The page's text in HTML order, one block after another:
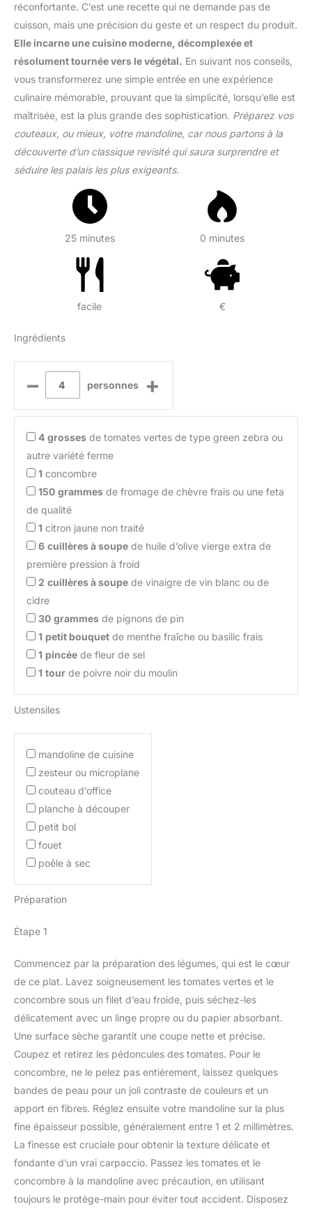
réconfortante. C’est une recette qui ne demande pas de
cuisson, mais une précision du geste et un respect du produit.
Elle incarne une cuisine moderne, décomplexée et
résolument tournée vers le végétal. En suivant nos conseils,
vous transformerez une simple entrée en une expérience
culinaire mémorable, prouvant que la simplicité, lorsqu’elle est
maîtrisée, est la plus grande des sophistication. Préparez vos
couteaux, ou mieux, votre mandoline, car nous partons à la
découverte d’un classique revisité qui saura surprendre et
séduire les palais les plus exigeants.
25 minutes 0 minutes
facile €
Ingrédients
– personnes +
4 grosses de tomates vertes de type green zebra ou
autre variété ferme
1 concombre
150 grammes de fromage de chèvre frais ou une feta
de qualité
1 citron jaune non traité
6 cuillères à soupe de huile d’olive vierge extra de
première pression à froid
2 cuillères à soupe de vinaigre de vin blanc ou de
cidre
30 grammes de pignons de pin
1 petit bouquet de menthe fraîche ou basilic frais
1 pincée de fleur de sel
1 tour de poivre noir du moulin
Ustensiles
mandoline de cuisine
zesteur ou microplane
couteau d’office
planche à découper
petit bol
fouet
poêle à sec
Préparation
Étape 1
Commencez par la préparation des légumes, qui est le cœur
de ce plat. Lavez soigneusement les tomates vertes et le
concombre sous un filet d’eau froide, puis séchez-les
délicatement avec un linge propre ou du papier absorbant.
Une surface sèche garantit une coupe nette et précise.
Coupez et retirez les pédoncules des tomates. Pour le
concombre, ne le pelez pas entièrement, laissez quelques
bandes de peau pour un joli contraste de couleurs et un
apport en fibres. Réglez ensuite votre mandoline sur la plus
fine épaisseur possible, généralement entre 1 et 2 millimètres.
La finesse est cruciale pour obtenir la texture délicate et
fondante d’un vrai carpaccio. Passez les tomates et le
concombre à la mandoline avec précaution, en utilisant
toujours le protège-main pour éviter tout accident. Disposez